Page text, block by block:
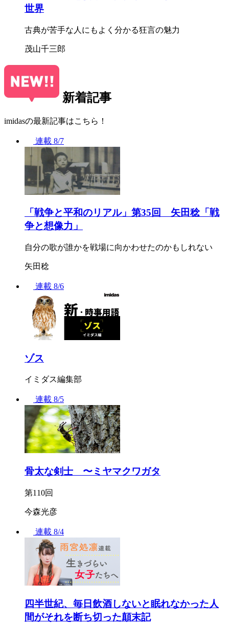
世界
古典が苦手な人にもよく分かる狂言の魅力
茂山千三郎
新着記事
imidasの最新記事はこちら！
連載 8/7
「戦争と平和のリアル」第35回 矢田稔「戦
争と想像力」
自分の歌が誰かを戦場に向かわせたのかもしれない
矢田稔
連載 8/6
ゾス
イミダス編集部
連載 8/5
骨太な剣士 〜ミヤマクワガタ
第110回
今森光彦
連載 8/4
四半世紀、毎日飲酒しないと眠れなかった人
間がそれを断ち切った顛末記